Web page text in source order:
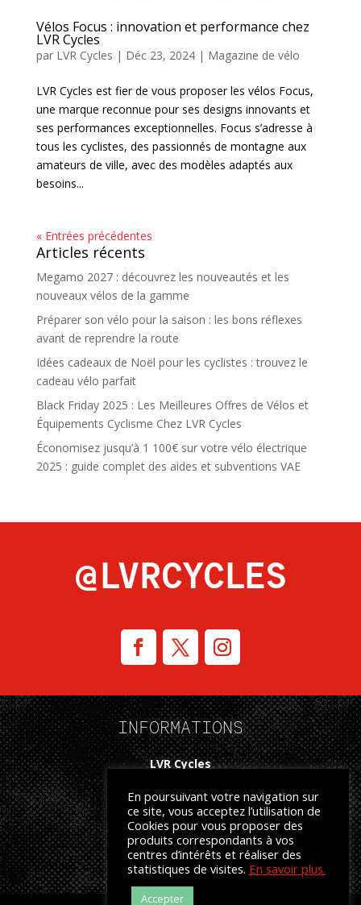
Vélos Focus : innovation et performance chez
LVR Cycles
par LVR Cycles | Déc 23, 2024| Magazine de vélo
LVR Cycles est fier de vous proposer les vélos Focus,
une marque reconnue pour ses designs innovants et
ses performances exceptionnelles. Focus s’adresse à
tous les cyclistes, des passionnés de montagne aux
amateurs de ville, avec des modèles adaptés aux
besoins...
« Entrées précédentes
Articles récents
Megamo 2027 : découvrez les nouveautés et les
nouveaux vélos de la gamme
Préparer son vélo pour la saison : les bons réflexes
avant de reprendre la route
Idées cadeaux de Noël pour les cyclistes : trouvez le
cadeau vélo parfait
Black Friday 2025 : Les Meilleures Offres de Vélos et
Équipements Cyclisme Chez LVR Cycles
Économisez jusqu’à 1 100€ sur votre vélo électrique
2025 : guide complet des aides et subventions VAE
@LVRCYCLES
INFORMATIONS
LVR Cycles
34500 Béziers
04.67.37.17.52
WWW.LVR-CYCLES.COM
En poursuivant votre navigation sur
ce site, vous acceptez l’utilisation de
Cookies pour vous proposer des
produits correspondants à vos
centres d’intérêts et réaliser des
statistiques de visites. En savoir plus.
Accepter